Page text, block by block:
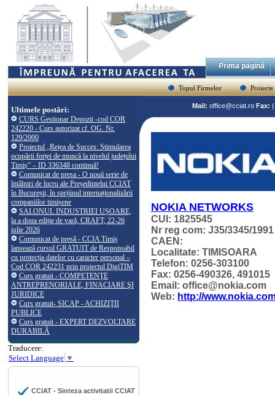
Prima pagină
Topul Firmelor Proiecte
Ultimele postări:
CURS Gestionar Depozit -cod COR
242220 - Curs autorizat cf. OG. Nr.
129/2000
Proiectul „Rețea de Succes: Stimularea
ocupării forței de muncă la nivelul județului
Timiș” – ID 336348 continuă!
Comunicat de presa - O nouă serie de
întâlniri de lucru ale Președintelui CCIAT
în București, în sprijinul internaționalizării
companiilor timișene
SALONUL INDUSTRIEI UȘOARE,
la a doua ediție de vară, CRAFT, 22-26
iulie 2026
Comunicat de presă - CCIA Timiș
lansează cursul GRATUIT de Responsabil
cu protecția datelor cu caracter personal –
Cod COR 242231 prin proiectul DigiTIM
Curs gratuit - COMPETENŢE
ANTREPRENORIALE, FINACIARE ŞI
JURIDICE
Curs gratuit- SICAP - ACHIZIŢII
PUBLICE
Curs gratuit - EXPERT DEZVOLTARE
DURABILĂ
Traducere:
Select Language ▼
CCIAT - Sinteza activitatii CCIAT
Mail: office@cciat.ro Fax:
NOKIA NETWORKS
CUI: 1825545
Nr reg com: J35/3345/1991
CAEN:
Localitate: TIMISOARA
Telefon: 0256-303100
Fax: 0256-490326, 491015
Email: office@nokia.com
Web: http://